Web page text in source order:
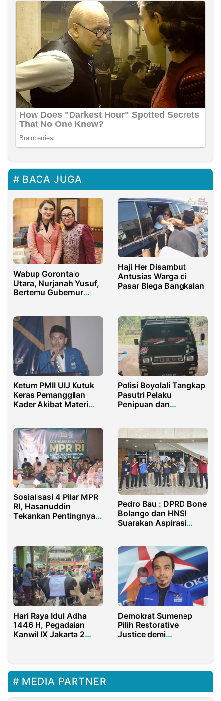
BACA JUGA
Wabup Gorontalo
Utara, Nurjanah Yusuf,
Bertemu Gubernur
Haji Her Disambut
Antusias Warga di
Pasar Blega Bangkalan
Ketum PMII UIJ Kutuk
Keras Pemanggilan
Kader Akibat Materi
Represif dan
Antikreativitas.
Polisi Boyolali Tangkap
Pasutri Pelaku
Penipuan dan
Sosialisasi 4 Pilar MPR
RI, Hasanuddin
Tekankan Pentingnya
Pedro Bau : DPRD Bone
Bolango dan HNSI
Suarakan Aspirasi
Hari Raya Idul Adha
1446 H, Pegadaian
Kanwil IX Jakarta 2
Demokrat Sumenep
Pilih Restorative
Justice demi
MEDIA PARTNER